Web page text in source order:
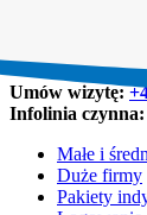
Umów wizytę:
Infolinia czynna:
Małe i
Duże firmy
Pakiety